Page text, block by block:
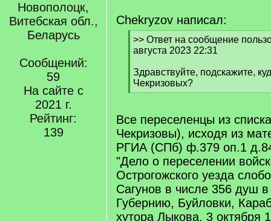
Новополоцк,
Витебская обл.,
Беларусь
Сообщений:
59
На сайте с
2021 г.
Рейтинг:
139
Chekryzov написал:
[
q
>> Ответ на сообщение
августа 2023 22:31
Здравствуйте, подскажите,
Чекризовых?
[
q
]
Все переселенцы из
Чекризовы), исходя из
РГИА (СПб) ф.379 оп.1
"Дело о переселении
Острогожского уезда
Сагунов в числе 356 душ
Губернию, Буйловки,
хутора Лыкова. 3 октября